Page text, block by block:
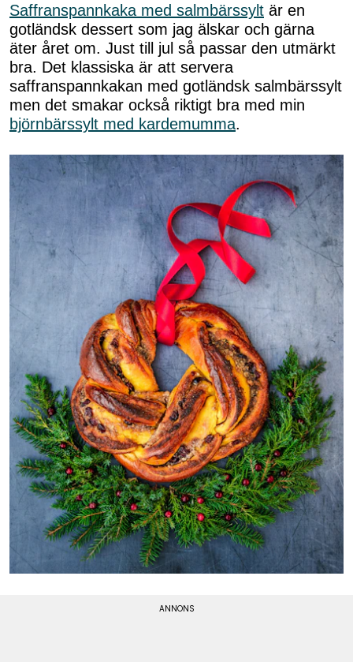
Saffranspannkaka med salmbärssylt är en
gotländsk dessert som jag älskar och gärna
äter året om. Just till jul så passar den utmärkt
bra. Det klassiska är att servera
saffranspannkakan med gotländsk salmbärssylt
men det smakar också riktigt bra med min
björnbärssylt med kardemumma.